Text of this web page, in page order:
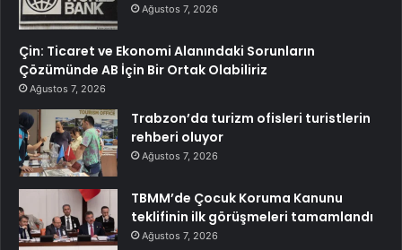
Ağustos 7, 2026
Çin: Ticaret ve Ekonomi Alanındaki Sorunların
Çözümünde AB İçin Bir Ortak Olabiliriz
Ağustos 7, 2026
Trabzon’da turizm ofisleri turistlerin
rehberi oluyor
Ağustos 7, 2026
TBMM’de Çocuk Koruma Kanunu
teklifinin ilk görüşmeleri tamamlandı
Ağustos 7, 2026